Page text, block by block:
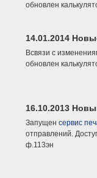
обновлен
14.01.2014
Всвязи с
обновлен
16.10.2013
Запущен сервис
отправлений.
ф.113эн